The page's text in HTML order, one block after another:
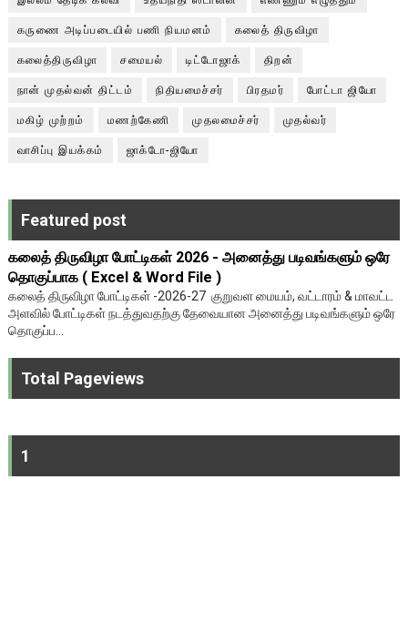
கருணை அடிப்படையில் பணி நியமனம் கலைத் திருவிழா
கலைத்திருவிழா சமையல் டிட்டோஜாக் திறன்
நான் முதல்வன் திட்டம் நிதியமைச்சர் பிரதமர் போட்டா ஜியோ
மகிழ் முற்றம் மணற்கேணி முதலமைச்சர் முதல்வர்
வாசிப்பு இயக்கம் ஜாக்டோ-ஜியோ
Featured post
கலைத் திருவிழா போட்டிகள் 2026 - அனைத்து படிவங்களும் ஒரே
தொகுப்பாக ( Excel & Word File )
கலைத் திருவிழா போட்டிகள் -2026-27 குறுவள மையம், வட்டாரம் & மாவட்ட
அளவில் போட்டிகள் நடத்துவதற்கு தேவையான அனைத்து படிவங்களும் ஒரே
தொகுப்ப...
Total Pageviews
1